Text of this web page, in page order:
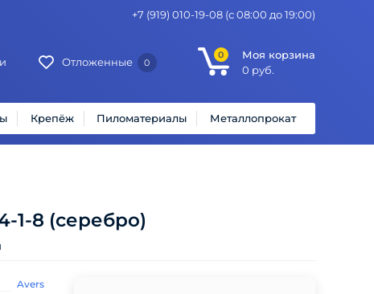
+7 (919) 010-19-08 (с 08:00 до 19:00)
Отложенные 0
0
Моя корзина
0 руб.
Крепёж Пиломатериалы Металлопрокат
1-8 (серебро)
Avers